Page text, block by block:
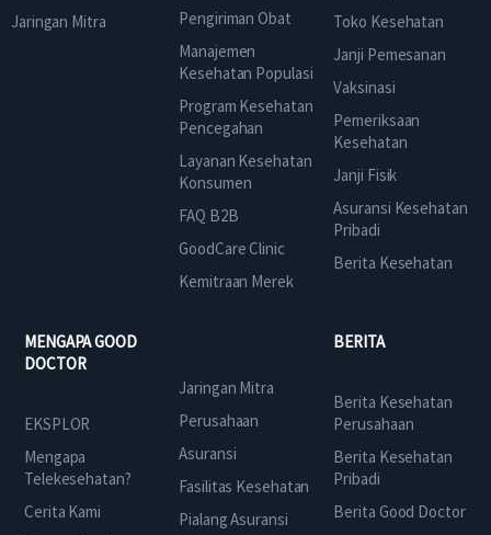
Jaringan Mitra
Pengiriman Obat
Manajemen
Kesehatan Populasi
Program Kesehatan
Pencegahan
Layanan Kesehatan
Konsumen
FAQ B2B
GoodCare Clinic
Kemitraan Merek
Toko Kesehatan
Janji Pemesanan
Vaksinasi
Pemeriksaan
Kesehatan
Janji Fisik
Asuransi Kesehatan
Pribadi
Berita Kesehatan
MENGAPA GOOD
DOCTOR
EKSPLOR
Mengapa
Telekesehatan?
Cerita Kami
Jaringan Mitra
Perusahaan
Asuransi
Fasilitas Kesehatan
Pialang Asuransi
BERITA
Berita Kesehatan
Perusahaan
Berita Kesehatan
Pribadi
Berita Good Doctor